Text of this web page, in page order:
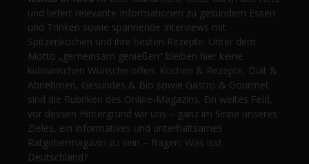
und liefert relevante Informationen zu gesundem Essen
und Trinken sowie spannende Interviews mit
Spitzenköchen und ihre besten Rezepte. Unter dem
Motto „gemeinsam genießen“ bleiben hier keine
kulinarischen Wünsche offen. Kochen & Rezepte, Diät &
Abnehmen, Gesundes & Bio sowie Gastro & Gourmet
sind die Rubriken des Online-Magazins. Ein weites Feld,
vor dessen Hintergrund wir uns – ganz im Sinne unseres
Zieles, ein informatives und unterhaltsames
Ratgebermagazin zu sein – fragen: Was isst
Deutschland?